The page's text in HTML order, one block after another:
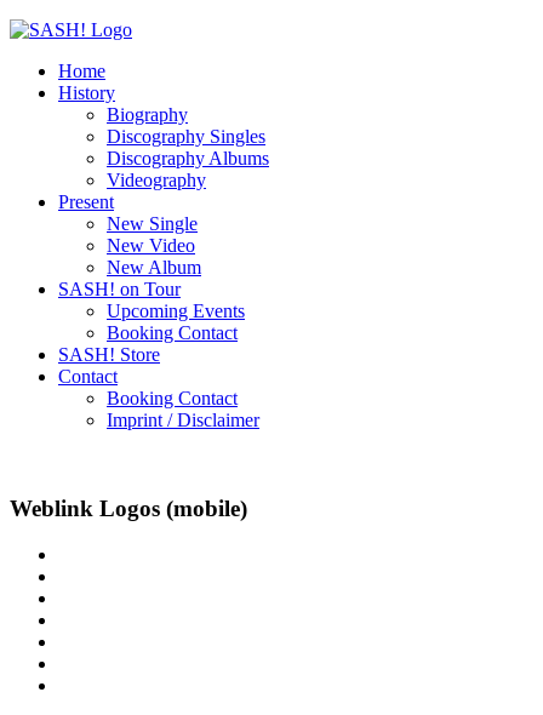
Home
History
Biography
Discography Singles
Discography Albums
Videography
Present
New Single
New Video
New Album
SASH! on Tour
Upcoming Events
Booking Contact
SASH! Store
Contact
Booking Contact
Imprint / Disclaimer
Weblink Logos (mobile)